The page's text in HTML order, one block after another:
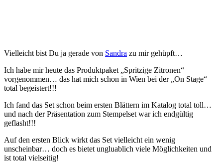
Vielleicht bist Du ja gerade von Sandra zu mir gehüpft…
Ich habe mir heute das Produktpaket „Spritzige Zitronen“
vorgenommen… das hat mich schon in Wien bei der „On Stage“
total begeistert!!!
Ich fand das Set schon beim ersten Blättern im Katalog total toll…
und nach der Präsentation zum Stempelset war ich endgültig
geflasht!!!
Auf den ersten Blick wirkt das Set vielleicht ein wenig
unscheinbar… doch es bietet ungluablich viele Möglichkeiten und
ist total vielseitig!